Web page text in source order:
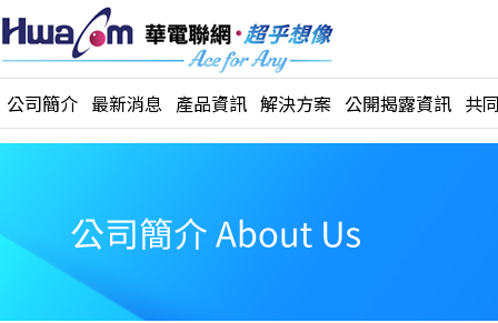
公司簡介 最新消息 產品資訊 解決方案 公開揭露資訊 共